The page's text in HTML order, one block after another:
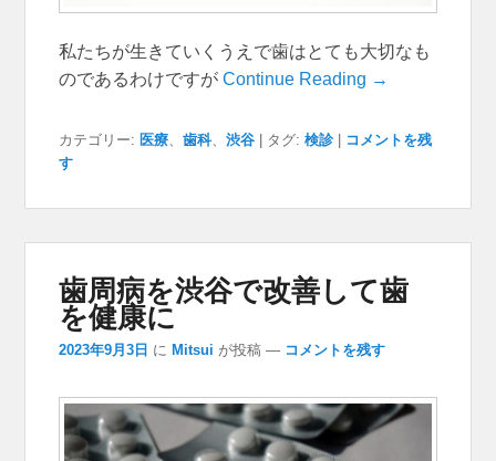
私たちが生きていくうえで歯はとても大切なも
のであるわけですがContinue Reading →
カテゴリー: 医療 、歯科、渋谷 タグ: 検診
コメントを残
す
歯周病を渋谷で改善して歯
を健康に
2023年9月3日 に Mitsui が投稿 — コメントを残す